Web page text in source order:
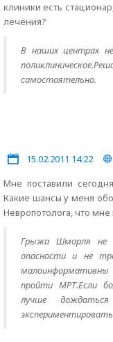
клиники есть
лечения?
В наших центрах
самостоятельно.
15.02.2011 14:22
Мне поставили
Какие шансы у меня
Невропотолога, что мне
Грыжа Шморля не
опасности и не
малоинформативны
пройти МРТ.Если
лучше